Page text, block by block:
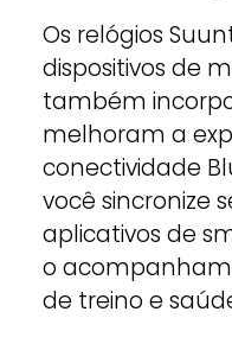
Os relógios
dispositivos de
também
melhoram a
conectividade
você sincronize
aplicativos de
o
de treino e